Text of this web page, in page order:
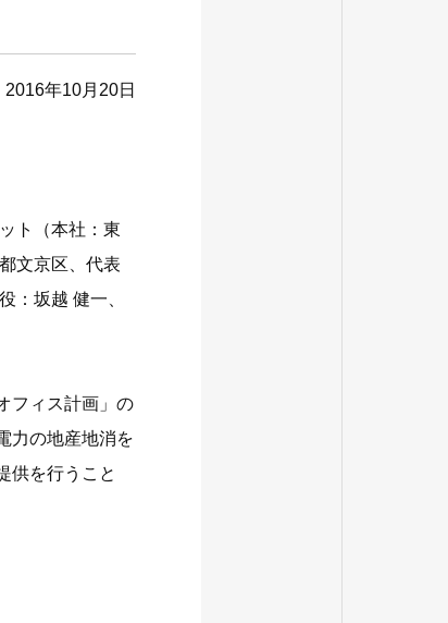
2016年10月20日
ト（本社：東
文京区、代表
：坂越 健一、
フィス計画」の
力の地産地消を
供を行うこと